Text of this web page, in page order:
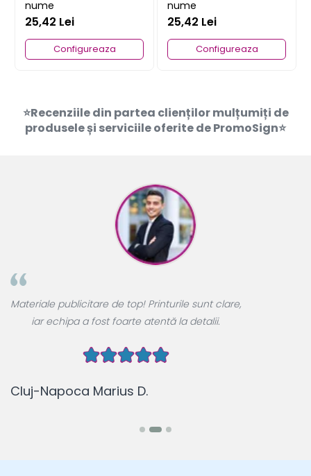
nume
25,42 Lei
Configureaza
nume
25,42 Lei
Configureaza
⭐Recenziile din partea clienților mulțumiți de
produsele și serviciile oferite de PromoSign⭐
Cluj-Napoca Marius D.
Materiale publicitare de top! Printurile sunt clare,
iar echipa a fost foarte atentă la detalii.